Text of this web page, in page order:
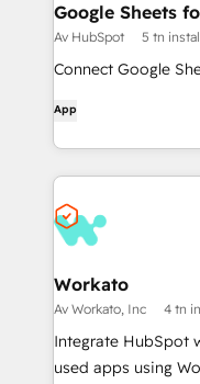
Google Sheets
Av HubSpot 5 tn
Connect Google
App
Workato
Av Workato, Inc 4 tn
Integrate HubSpot
used apps using